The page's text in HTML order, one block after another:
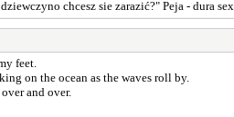
chcesz sie zarazić?" Peja - dura sex
feet.
on the ocean as the waves roll by.
and over.